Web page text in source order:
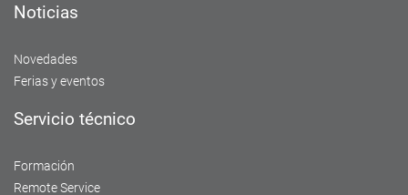
Noticias
Novedades
Ferias y eventos
Servicio técnico
Formación
Remote Service